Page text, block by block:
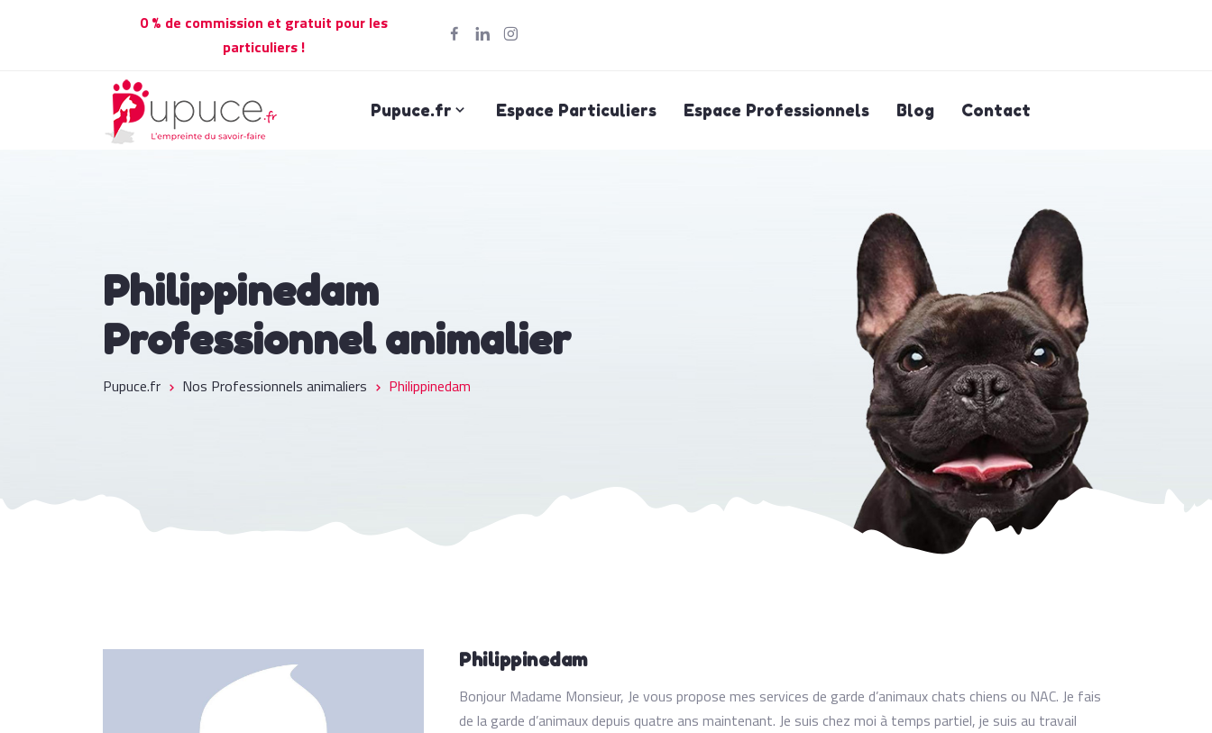
0 % de commission et gratuit pour les
particuliers !
Pupuce.fr Espace Particuliers Espace Professionnels Blog Contact
Philippinedam
Professionnel animalier
Pupuce.fr Nos Professionnels animaliers Philippinedam
Philippinedam
Bonjour Madame Monsieur, Je vous propose mes services de garde d’animaux chats chiens ou NAC. Je fais
de la garde d’animaux depuis quatre ans maintenant. Je suis chez moi à temps partiel, je suis au travail